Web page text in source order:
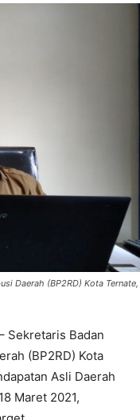
Daerah (BP2RD) Kota Ternate,
Sekretaris Badan
(BP2RD) Kota
Asli Daerah
Maret 2021,